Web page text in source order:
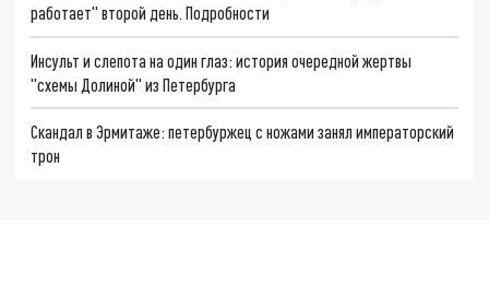
работает" второй день. Подробности
Инсульт и слепота на один глаз: история очередной жертвы
"схемы Долиной" из Петербурга
Скандал в Эрмитаже: петербуржец с ножами занял императорский
трон